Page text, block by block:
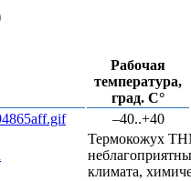
Рабочая
температура,
град. С°
–40..+40
Термокожух
климата,